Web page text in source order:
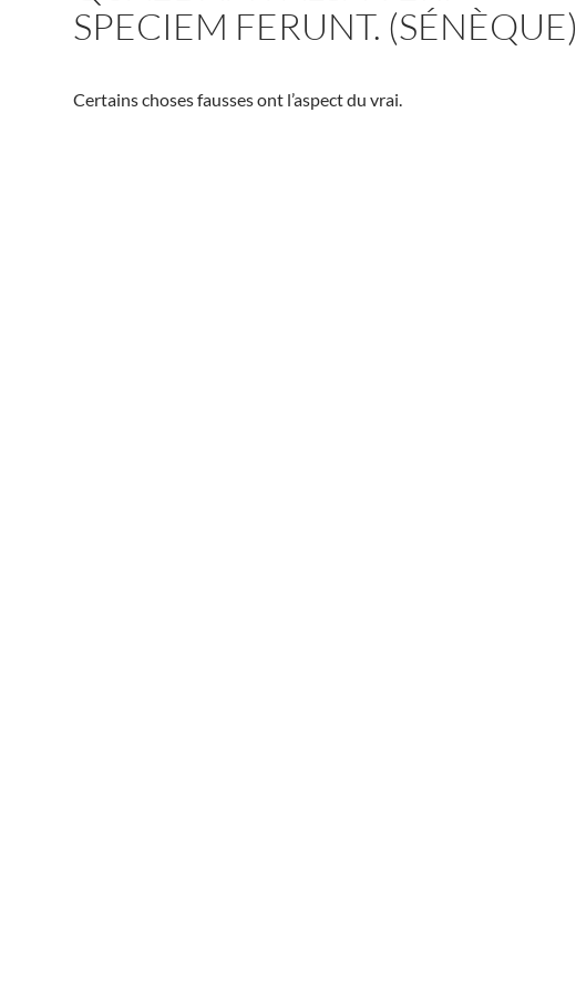
SPECIEM FERUNT. (SÉNÈQUE)
Certains choses fausses ont l’aspect du vrai.